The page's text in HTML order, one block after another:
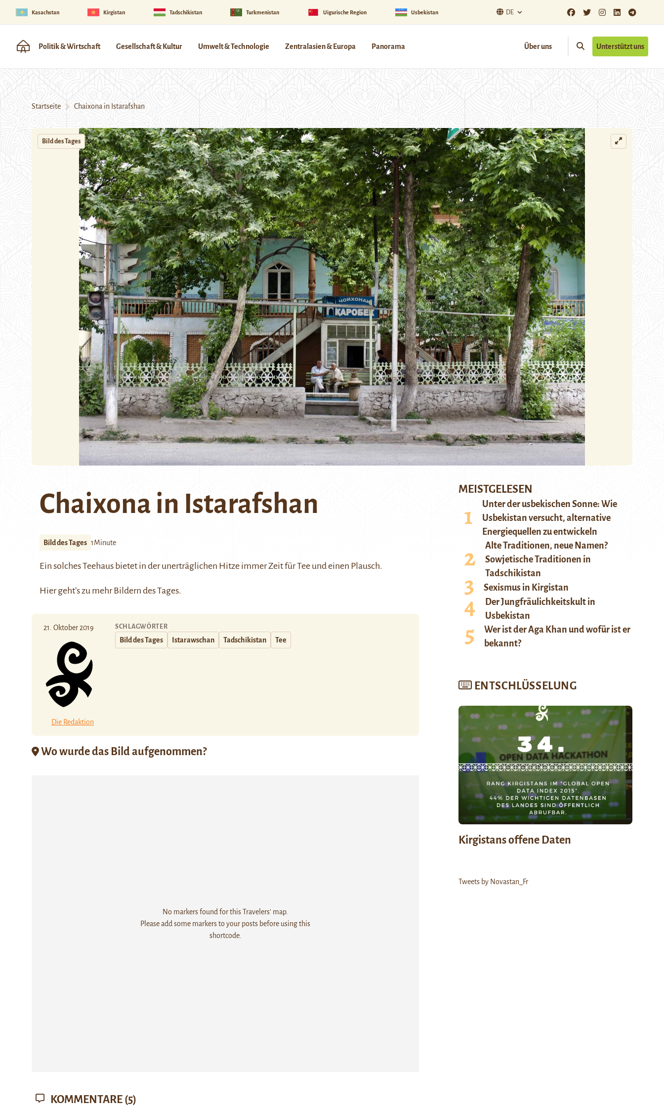
Kasachstan Kirgistan Tadschikistan Turkmenistan Uigurische Region Usbekistan DE
Politik & Wirtschaft Gesellschaft & Kultur Umwelt & Technologie Zentralasien & Europa Panorama Über uns Unterstützt uns
Startseite Chaixona in Istarafshan
Bild des Tages
Chaixona in Istarafshan
Bild des Tages 1Minute
Ein solches Teehaus bietet in der unerträglichen Hitze immer Zeit für Tee und einen Plausch.
Hiergeht’s zu mehr Bildern des Tages.
21. Oktober 2019
Die Redaktion
SCHLAGWÖRTER
Bild des Tages Istarawschan Tadschikistan Tee
Wo wurde das Bild aufgenommen?
No markers found for this Travelers' map.
Please add some markers to your posts before using this
shortcode.
MEISTGELESEN
Unter der usbekischen Sonne: Wie
Usbekistan versucht, alternative
Energiequellen zu entwickeln
Alte Traditionen, neue Namen?
Sowjetische Traditionen in
Tadschikistan
Sexismus in Kirgistan
Der Jungfräulichkeitskult in
Usbekistan
Wer ist der Aga Khan und wofür ist er
bekannt?
ENTSCHLÜSSELUNG
Kirgistans offene Daten
Tweets by Novastan_Fr
KOMMENTARE (5)